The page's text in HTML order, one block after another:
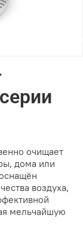
очищает
дома или
воздуха,
мельчайшую